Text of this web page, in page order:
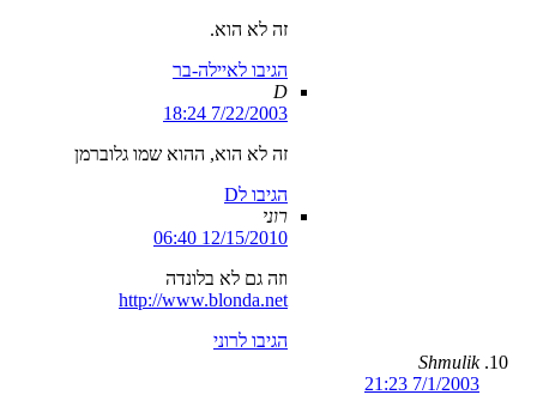
זה לא הוא.
הגיבו לאיילה-בר
D
7/22/2003 18:24
זה לא הוא, ההוא שמו גלוברמן
הגיבו לD
רוני
12/15/2010 06:40
וזה גם לא בלונדה
http://www.blonda.net
הגיבו לרוני
Shmulik
7/1/2003 21:23